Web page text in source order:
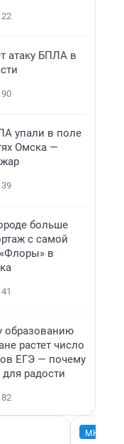
22
атаку БПЛА в
90
упали в поле
Омска —
39
больше
с самой
в
41
образованию
растет число
ЕГЭ — почему
радости
82